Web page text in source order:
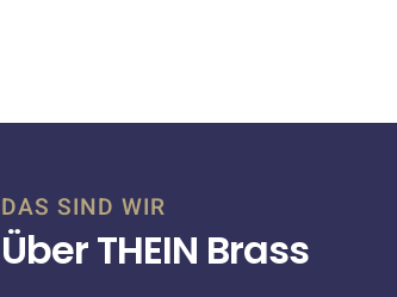
DAS SIND WIR
Über THEIN Brass